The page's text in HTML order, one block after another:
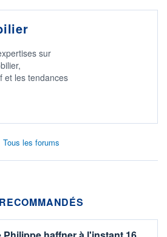
sur
et les tendances
Tous les forums